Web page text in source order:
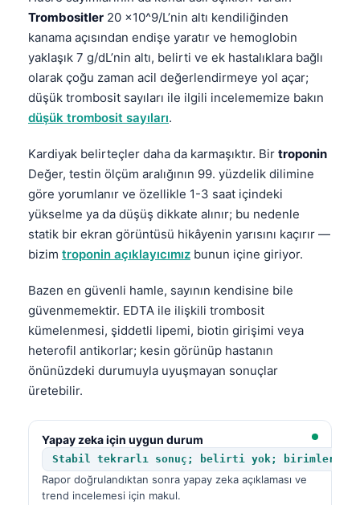
Trombositler 20 ×10^9/L’nin altı kendiliğinden
kanama açısından endişe yaratır ve hemoglobin
yaklaşık 7 g/dL’nin altı, belirti ve ek hastalıklara bağlı
olarak çoğu zaman acil değerlendirmeye yol açar;
düşük trombosit sayıları ile ilgili incelememize bakın
düşük trombosit sayıları.
Kardiyak belirteçler daha da karmaşıktır. Bir troponin
Değer, testin ölçüm aralığının 99. yüzdelik dilimine
göre yorumlanır ve özellikle 1-3 saat içindeki
yükselme ya da düşüş dikkate alınır; bu nedenle
statik bir ekran görüntüsü hikâyenin yarısını kaçırır —
bizim troponin açıklayıcımız bunun içine giriyor.
Bazen en güvenli hamle, sayının kendisine bile
güvenmemektir. EDTA ile ilişkili trombosit
kümelenmesi, şiddetli lipemi, biotin girişimi veya
heterofil antikorlar; kesin görünüp hastanın
önünüzdeki durumuyla uyuşmayan sonuçlar
üretebilir.
Yapay zeka için uygun durum
Stabil tekrarlı sonuç; belirti yok; birimler
Rapor doğrulandıktan sonra yapay zeka açıklaması ve
trend incelemesi için makul.
سنڌي
සිංහල
অসমীয়া
Galego
Latviešu valoda
Македонски јазик
Euskara
Gàidhlig
Occitan
العربية المغربية
Afrikaans
ພາສາລາວ
Basa Jawa
Cebuano
ئۇيغۇرچە
Кыргызча
Татар теле
Беларуская мова